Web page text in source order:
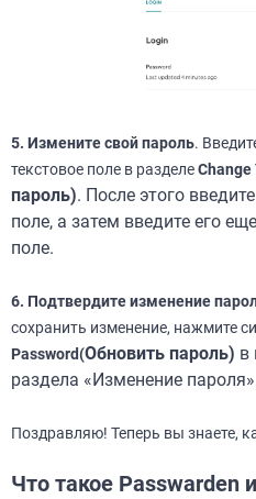
5. Измените свой пароль.
текстовое поле в разделеChange
пароль). После этого
поле, а затем введите его
поле.
6. Подтвердите изменение
сохранить изменение, нажмите
Password(Обновить пароль) в
раздела «Изменение
Поздравляю! Теперь вы знаете,
Что такое Passwarden